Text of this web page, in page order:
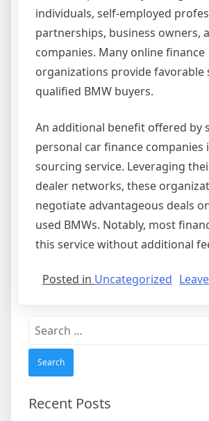
individuals, self-employed
partnerships, business owners,
companies. Many online finance
organizations provide favorable
qualified BMW buyers.
An additional benefit offered by
personal car finance companies
sourcing service. Leveraging
dealer networks, these
negotiate advantageous deals
used BMWs. Notably, most
this service without additional
Posted in Uncategorized
Search
Recent Posts